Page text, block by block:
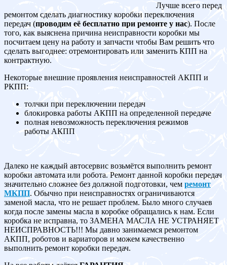
Лучше всего перед
ремонтом сделать диагностику коробки переключения
передач (проводим её бесплатно при ремонте у нас). После
того, как выяснена причина неисправности коробки мы
посчитаем цену на работу и запчасти чтобы Вам решить что
сделать выгоднее: отремонтировать или заменить КПП на
контрактную.
Некоторые внешние проявления неисправностей АКПП и
РКПП:
толчки при переключении передач
блокировка работы АКПП на определенной передаче
полная невозможность переключения режимов
работы АКПП
Далеко не каждый автосервис возьмётся выполнить ремонт
коробки автомата или робота. Ремонт данной коробки передач
значительно сложнее без должной подготовки, чем ремонт
МКПП. Обычно при неисправностях ограничиваются
заменой масла, что не решает проблем. Было много случаев
когда после замены масла в коробке обращались к нам. Если
коробка не исправна, то ЗАМЕНА МАСЛА НЕ УСТРАНЯЕТ
НЕИСПРАВНОСТЬ!!! Мы давно занимаемся ремонтом
АКПП, роботов и вариаторов и можем качественно
выполнить ремонт коробки передач.